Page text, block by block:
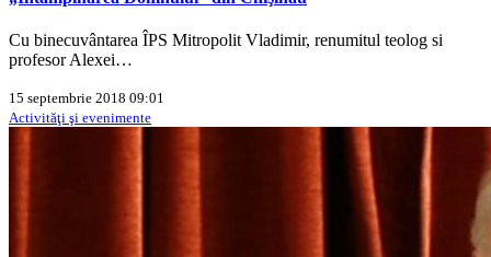
Cu binecuvântarea ÎPS Mitropolit Vladimir, renumitul teolog si
profesor Alexei…
15 septembrie 2018 09:01
Activităţi şi evenimente